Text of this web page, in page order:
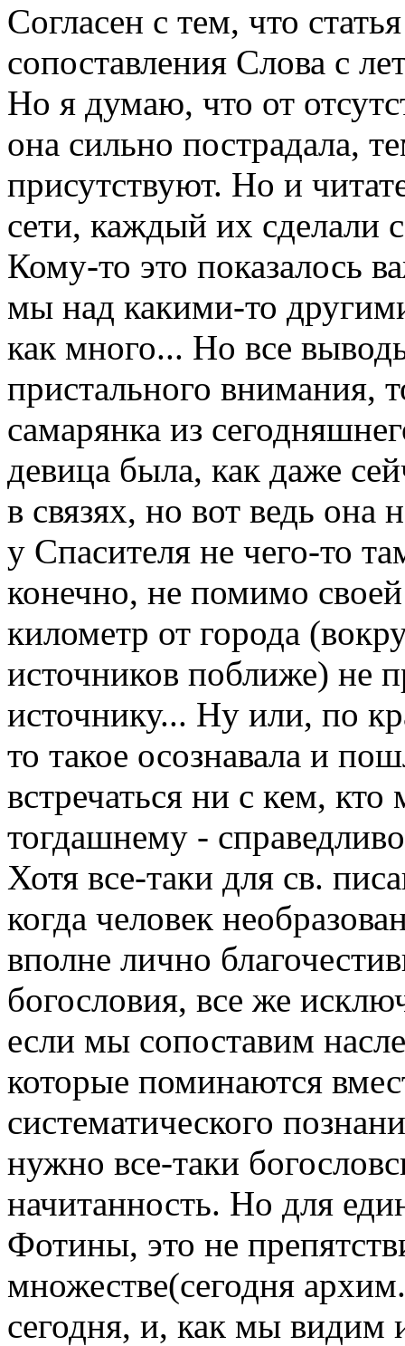
Согласен с тем, что
сопоставления Слова с
Но я думаю, что от
она сильно пострадала,
присутствуют. Но и
сети, каждый их сделали
Кому-то это показалось
мы над какими-то
как много... Но все
пристального внимания,
самарянка из
девица была, как даже
в связях, но вот ведь она
у Спасителя не чего-то
конечно, не помимо
километр от города
источников поближе) не
источнику... Ну или, по
то такое осознавала и
встречаться ни с кем,
тогдашнему -
Хотя все-таки для св.
когда человек
вполне лично
богословия, все же
если мы сопоставим
которые поминаются
систематического
нужно все-таки
начитанность. Но для
Фотины, это не
множестве(сегодня
сегодня, и, как мы видим